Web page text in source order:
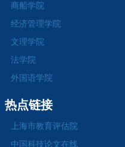
商船学院
经济管理学院
文理学院
法学院
外国语学院
热点链接
上海市教育评估院
中国科技论文在线